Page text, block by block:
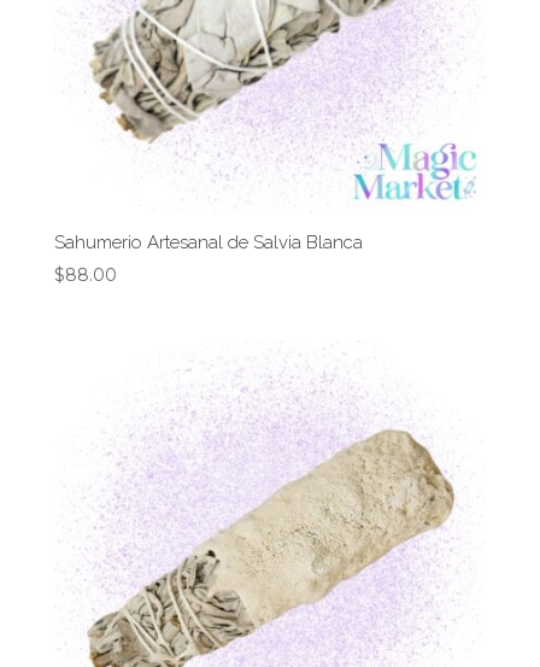
Sahumerio Artesanal de Salvia Blanca
$88.00